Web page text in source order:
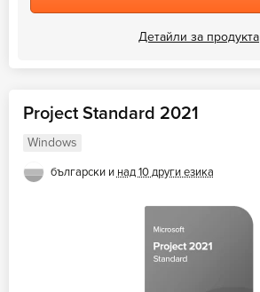
Детайли за продукта
Project Standard 2021
Windows
български инад 10 други езика